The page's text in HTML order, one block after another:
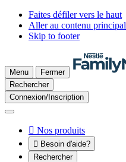
Faites défiler vers le haut
Aller au contenu principal
Skip to footer
Menu
Fermer
Rechercher
Connexion/Inscription
 Nos produits
 Besoin d'aide?
Rechercher